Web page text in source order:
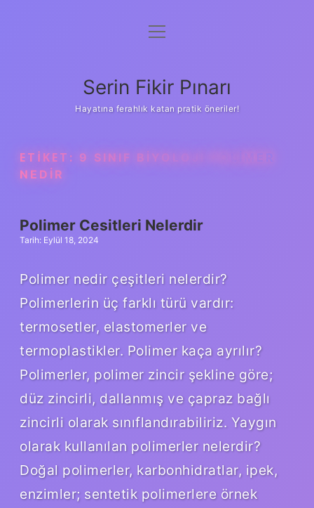
Gizlilik Politikası
Yasal Uyarı
menüyü
Serin Fikir Pınarı
Hayatına ferahlık katan pratik öneriler!
ETIKET: 9 SINIF BIYOLOJI POLIMER
NEDIR
Polimer Cesitleri Nelerdir
Tarih: Eylül 18, 2024
Polimer nedir çeşitleri nelerdir?
Polimerlerin üç farklı türü vardır:
termosetler, elastomerler ve
termoplastikler. Polimer kaça ayrılır?
Polimerler, polimer zincir şekline göre;
düz zincirli, dallanmış ve çapraz bağlı
zincirli olarak sınıflandırabiliriz. Yaygın
olarak kullanılan polimerler nelerdir?
Doğal polimerler, karbonhidratlar, ipek,
enzimler; sentetik polimerlere örnek